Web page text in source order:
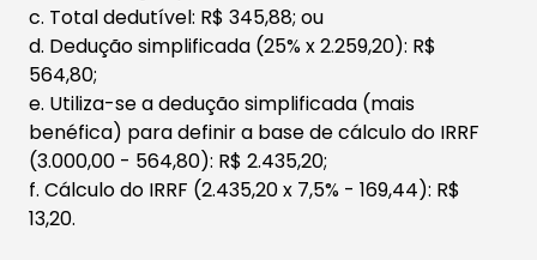
c. Total dedutível: R$ 345,88; ou
d. Dedução simplificada (25% x 2.259,20): R$
564,80;
e. Utiliza-se a dedução simplificada (mais
benéfica) para definir a base de cálculo do IRRF
(3.000,00 - 564,80): R$ 2.435,20;
f. Cálculo do IRRF (2.435,20 x 7,5% - 169,44): R$
13,20.